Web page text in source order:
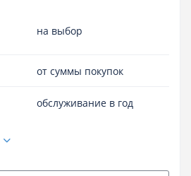
на выбор
от суммы покупок
обслуживание в год